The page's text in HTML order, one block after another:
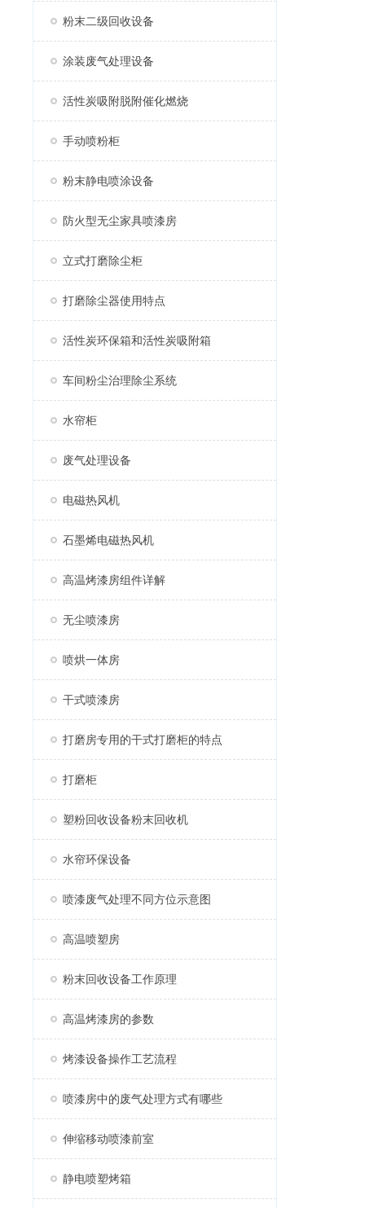
粉末二级回收设备
涂装废气处理设备
活性炭吸附脱附催化燃烧
手动喷粉柜
粉末静电喷涂设备
防火型无尘家具喷漆房
立式打磨除尘柜
打磨除尘器使用特点
活性炭环保箱和活性炭吸附箱
车间粉尘治理除尘系统
水帘柜
废气处理设备
电磁热风机
石墨烯电磁热风机
高温烤漆房组件详解
无尘喷漆房
喷烘一体房
干式喷漆房
打磨房专用的干式打磨柜的特点
打磨柜
塑粉回收设备粉末回收机
水帘环保设备
喷漆废气处理不同方位示意图
高温喷塑房
粉末回收设备工作原理
高温烤漆房的参数
烤漆设备操作工艺流程
喷漆房中的废气处理方式有哪些
伸缩移动喷漆前室
静电喷塑烤箱